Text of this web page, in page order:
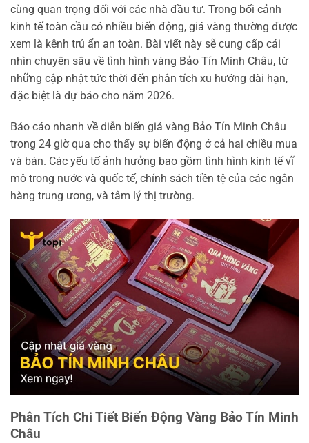
cùng quan trọng đối với các nhà đầu tư. Trong bối cảnh
kinh tế toàn cầu có nhiều biến động, giá vàng thường được
xem là kênh trú ẩn an toàn. Bài viết này sẽ cung cấp cái
nhìn chuyên sâu về tình hình vàng Bảo Tín Minh Châu, từ
những cập nhật tức thời đến phân tích xu hướng dài hạn,
đặc biệt là dự báo cho năm 2026.
Báo cáo nhanh về diễn biến giá vàng Bảo Tín Minh Châu
trong 24 giờ qua cho thấy sự biến động ở cả hai chiều mua
và bán. Các yếu tố ảnh hưởng bao gồm tình hình kinh tế vĩ
mô trong nước và quốc tế, chính sách tiền tệ của các ngân
hàng trung ương, và tâm lý thị trường.
Phân Tích Chi Tiết Biến Động Vàng Bảo Tín Minh
Châu